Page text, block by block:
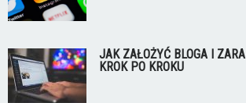
JAK ZAŁOŻYĆ BLOGA I
KROK PO KROKU